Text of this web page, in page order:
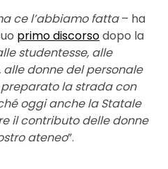
ce l’abbiamo fatta– ha
primo discorsodopo la
studentesse, alle
donne del personale
la strada con
oggi anche la Statale
il contributo delle donne
ateneo”.